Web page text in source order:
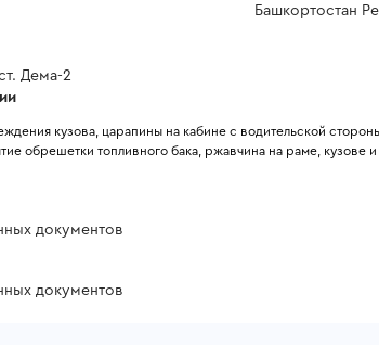
Башкортостан
Дема-2
кузова, царапины на кабине с водительской
обрешетки топливного бака, ржавчина на раме,
документов
документов